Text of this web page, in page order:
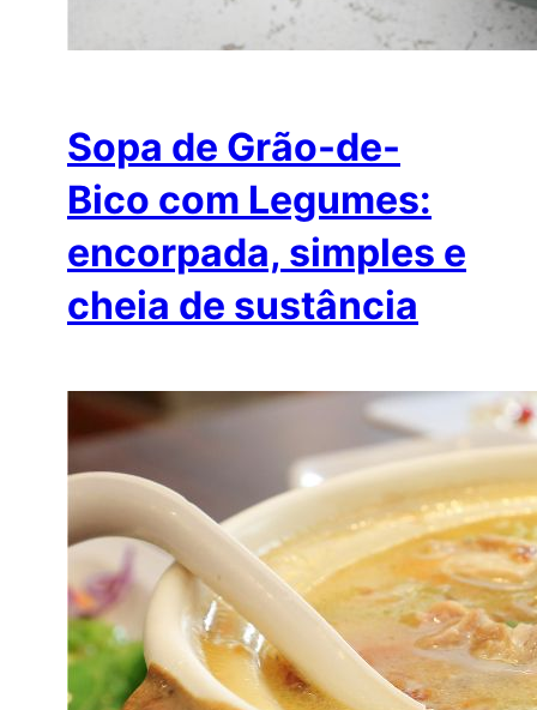
Sopa de Grão-de-
Bico com Legumes:
encorpada, simples e
cheia de sustância